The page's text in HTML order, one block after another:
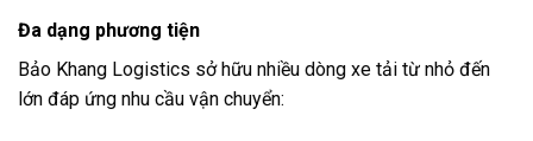
Đa dạng phương tiện
Bảo Khang Logistics sở hữu nhiều dòng xe tải từ nhỏ đến
lớn đáp ứng nhu cầu vận chuyển: